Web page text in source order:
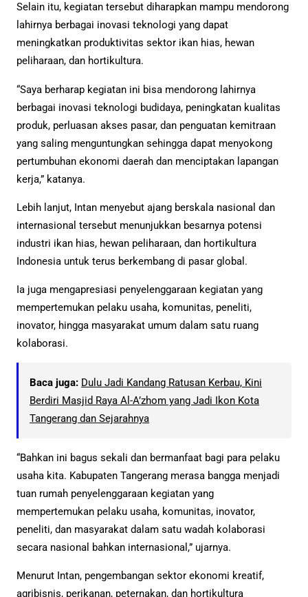
Selain itu, kegiatan tersebut diharapkan mampu mendorong
lahirnya berbagai inovasi teknologi yang dapat
meningkatkan produktivitas sektor ikan hias, hewan
peliharaan, dan hortikultura.
“Saya berharap kegiatan ini bisa mendorong lahirnya
berbagai inovasi teknologi budidaya, peningkatan kualitas
produk, perluasan akses pasar, dan penguatan kemitraan
yang saling menguntungkan sehingga dapat menyokong
pertumbuhan ekonomi daerah dan menciptakan lapangan
kerja,” katanya.
Lebih lanjut, Intan menyebut ajang berskala nasional dan
internasional tersebut menunjukkan besarnya potensi
industri ikan hias, hewan peliharaan, dan hortikultura
Indonesia untuk terus berkembang di pasar global.
Ia juga mengapresiasi penyelenggaraan kegiatan yang
mempertemukan pelaku usaha, komunitas, peneliti,
inovator, hingga masyarakat umum dalam satu ruang
kolaborasi.
Baca juga: Dulu Jadi Kandang Ratusan Kerbau, Kini
Berdiri Masjid Raya Al-A’zhom yang Jadi Ikon Kota
Tangerang dan Sejarahnya
“Bahkan ini bagus sekali dan bermanfaat bagi para pelaku
usaha kita. Kabupaten Tangerang merasa bangga menjadi
tuan rumah penyelenggaraan kegiatan yang
mempertemukan pelaku usaha, komunitas, inovator,
peneliti, dan masyarakat dalam satu wadah kolaborasi
secara nasional bahkan internasional,” ujarnya.
Menurut Intan, pengembangan sektor ekonomi kreatif,
agribisnis, perikanan, peternakan, dan hortikultura